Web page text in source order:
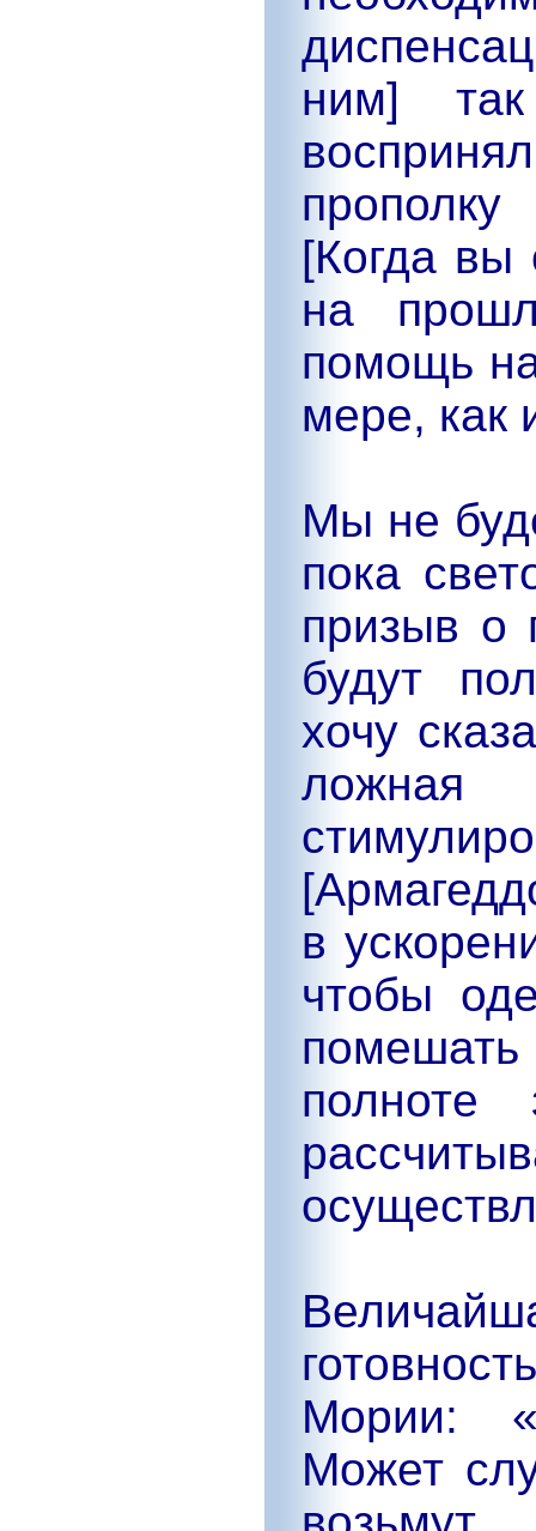
ним]
[Когда вы
на
помощь
мере, как
Мы не
пока
призыв о
будут
хочу
ложная
в
чтобы
Мории:
Может